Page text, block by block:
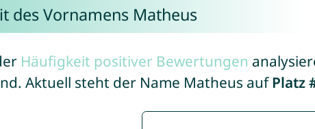
des Vornamens Matheus
Häufigkeit positiver Bewertungen
Aktuell steht der Name Matheus auf Platz